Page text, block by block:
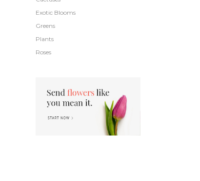
Exotic Blooms
Greens
Plants
Roses